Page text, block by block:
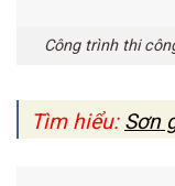
Công trình thi
Tìm hiểu: Sơn